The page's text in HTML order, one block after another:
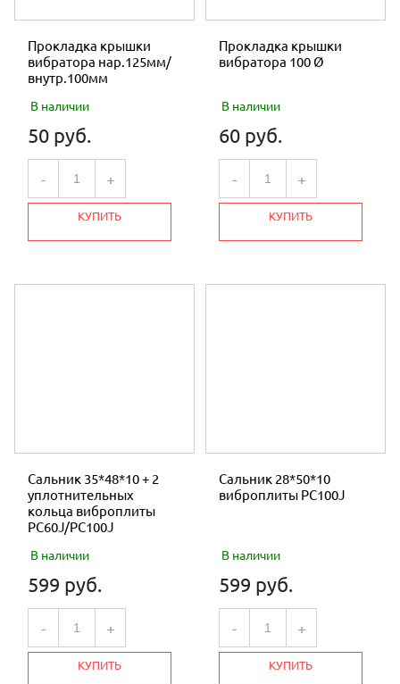
НА ПРИЦЕП
РЕМНИ
СВЕЧИ
ТРОСЫ И РУЧКИ
ШНУРЫ
ЗАПЧАСТИ К КОРМОИЗМЕЛЬЧИТЕЛЯМ
ПОДШИПНИКИ
НОЖ ГАЗОНОКОСИЛКИ
МАСЛО
МОТОБЛОКИ
КАЛОРИФЕРЫ И ТЕПЛОВЕНТИЛЯТОРЫ
МОТОБУРЫ
Прокладка крышки
вибратора нар.125мм/
внутр.100мм
В наличии
50 руб.
- +
КУПИТЬ
Прокладка крышки
вибратора 100 Ø
В наличии
60 руб.
- +
КУПИТЬ
Сальник 35*48*10 + 2
уплотнительных
кольца виброплиты
РС60J/РС100J
В наличии
599 руб.
- +
КУПИТЬ
Сальник 28*50*10
виброплиты РС100J
В наличии
599 руб.
- +
КУПИТЬ